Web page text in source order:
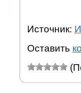
Источник:
Оставить